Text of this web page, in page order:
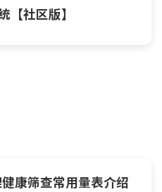
【社区版】
康筛查常用量表介绍